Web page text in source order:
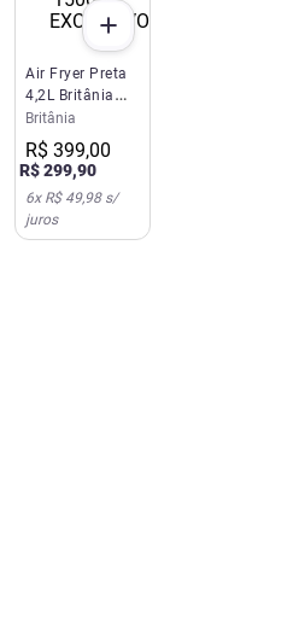
EXCLUSIVO SITE E APP
Air Fryer Preta
4,2L Britânia
220V 1500W
Britânia
R$ 399,00
R$299,90
6x R$ 49,98s/
juros